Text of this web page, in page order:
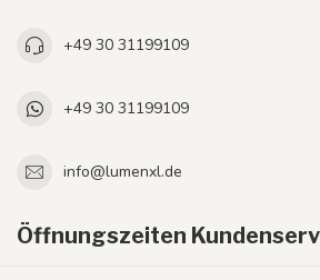
+49 30 31199109
+49 30 31199109
info@lumenxl.de
Öffnungszeiten